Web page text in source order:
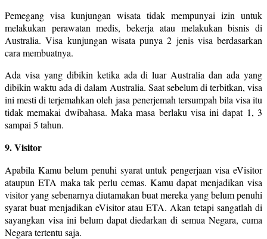
Pemegang visa kunjungan wisata tidak mempunyai izin untuk
melakukan perawatan medis, bekerja atau melakukan bisnis di
Australia. Visa kunjungan wisata punya 2 jenis visa berdasarkan
cara membuatnya.
Ada visa yang dibikin ketika ada di luar Australia dan ada yang
dibikin waktu ada di dalam Australia. Saat sebelum di terbitkan, visa
ini mesti di terjemahkan oleh jasa penerjemah tersumpah bila visa itu
tidak memakai dwibahasa. Maka masa berlaku visa ini dapat 1, 3
sampai 5 tahun.
9. Visitor
Apabila Kamu belum penuhi syarat untuk pengerjaan visa eVisitor
ataupun ETA maka tak perlu cemas. Kamu dapat menjadikan visa
visitor yang sebenarnya diutamakan buat mereka yang belum penuhi
syarat buat menjadikan eVisitor atau ETA. Akan tetapi sangatlah di
sayangkan visa ini belum dapat diedarkan di semua Negara, cuma
Negara tertentu saja.